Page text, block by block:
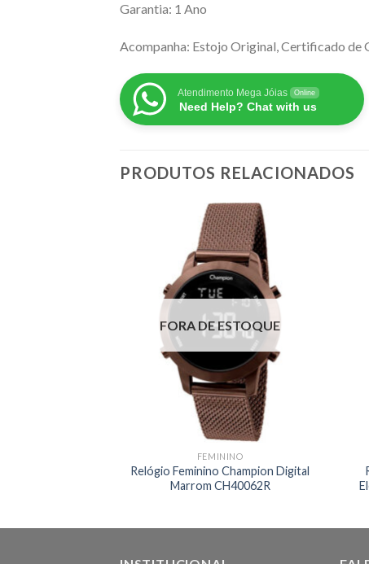
Garantia: 1 Ano
Acompanha: Estojo Original, Certificado de
Atendimento Mega Jóias Online
Need Help? Chat with us
PRODUTOS RELACIONADOS
FORA DE ESTOQUE
FEMININO
Relógio Feminino Champion Digital
Marrom CH40062R